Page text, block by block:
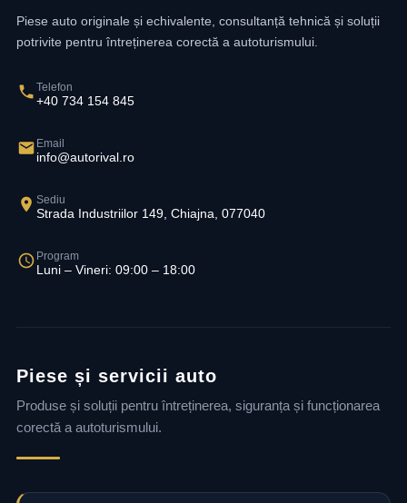
Piese auto originale și echivalente, consultanță tehnică și soluții
potrivite pentru întreținerea corectă a autoturismului.
Telefon
+40 734 154 845
Email
info@autorival.ro
Sediu
Strada Industriilor 149, Chiajna, 077040
Program
Luni – Vineri: 09:00 – 18:00
Piese și servicii auto
Produse și soluții pentru întreținerea, siguranța și funcționarea
corectă a autoturismului.